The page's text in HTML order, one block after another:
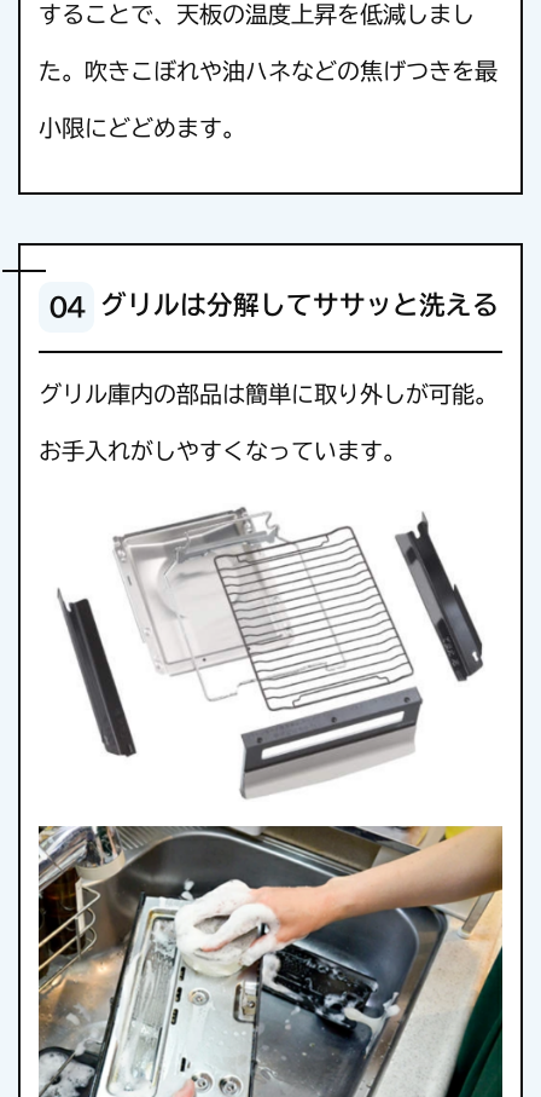
することで、天板の温度上昇を低減しまし
た。吹きこぼれや油ハネなどの焦げつきを最
小限にどどめます。
04 グリルは分解してササッと洗える
グリル庫内の部品は簡単に取り外しが可能。
お手入れがしやすくなっています。